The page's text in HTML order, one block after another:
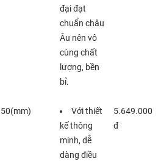
đại đạt
chuẩn châu
Âu nên vô
cùng chất
lượng, bền
bỉ.
Với thiết
kế thông
minh, dễ
dàng điều
5.649.000
đ